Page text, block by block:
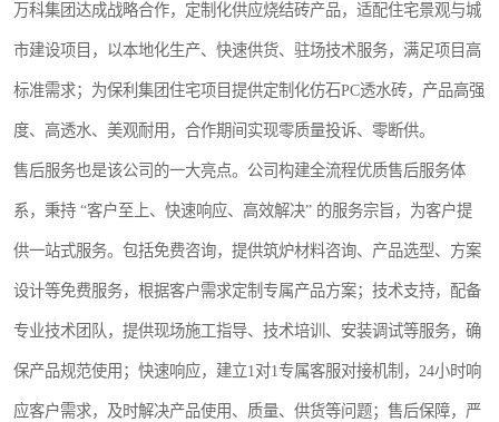
万科集团达成战略合作，定制化供应烧结砖产品，适配住宅景观与城
市建设项目，以本地化生产、快速供货、驻场技术服务，满足项目高
标准需求；为保利集团住宅项目提供定制化仿石PC透水砖，产品高强
度、高透水、美观耐用，合作期间实现零质量投诉、零断供。
售后服务也是该公司的一大亮点。公司构建全流程优质售后服务体
系，秉持 “客户至上、快速响应、高效解决” 的服务宗旨，为客户提
供一站式服务。包括免费咨询，提供筑炉材料咨询、产品选型、方案
设计等免费服务，根据客户需求定制专属产品方案；技术支持，配备
专业技术团队，提供现场施工指导、技术培训、安装调试等服务，确
保产品规范使用；快速响应，建立1对1专属客服对接机制，24小时响
应客户需求，及时解决产品使用、质量、供货等问题；售后保障，严